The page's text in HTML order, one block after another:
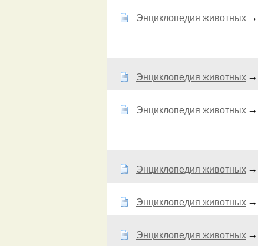
Энциклопедия животных →
Энциклопедия животных →
Энциклопедия животных →
Энциклопедия животных →
Энциклопедия животных →
Энциклопедия животных →